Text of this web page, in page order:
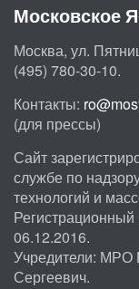
Московское
Москва, ул.
(495) 780-30-10.
Контакты:
(для прессы)
Сайт
службе по
технологий и
06.12.2016.
Учредители: МРО
Сергеевич.